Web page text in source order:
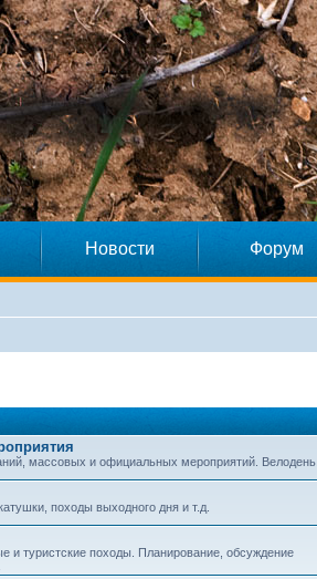
Новости Форум
массовых и официальных мероприятий. Велодень.
походы выходного дня и т.д.
и туристские походы. Планирование, обсуждение